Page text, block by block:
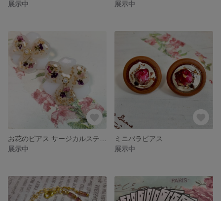
展示中
展示中
展示中
ミニバラピアス
展示中